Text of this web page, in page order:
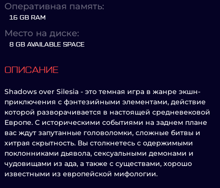
Оперативная память:
16 GB RAM
Место на диске:
8 GB AVAILABLE SPACE
ОПИСАНИЕ
Shadows over Silesia - это темная игра в жанре экшн-
приключения с фэнтезийными элементами, действие
которой разворачивается в настоящей средневековой
Европе. С историческими событиями на заднем плане
вас ждут запутанные головоломки, сложные битвы и
хитрая скрытность. Вы столкнетесь с одержимыми
поклонниками дьявола, сексуальными демонами и
чудовищами из ада, а также с существами, хорошо
известными из европейской мифологии.